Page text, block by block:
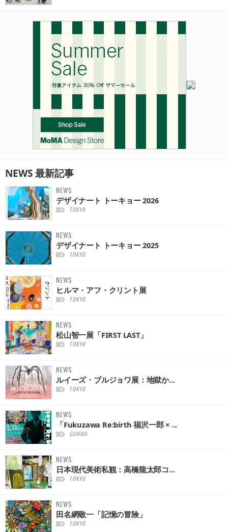
NEWS最新記事
NEWS
デザイナート トーキョー 2026
TOKYO
NEWS
デザイナート トーキョー 2025
TOKYO
NEWS
ヒルマ・アフ・クリント展
TOKYO
NEWS
松山智一展「FIRST LAST」
TOKYO
NEWS
ルイーズ・ブルジョワ展：地獄か...
TOKYO
NEWS
「Fukuzawa Re:birth 福沢一郎 × ...
GUNMA
NEWS
日本現代美術私観：高橋龍太郎コ...
TOKYO
NEWS
田名網敬一「記憶の冒険」
TOKYO